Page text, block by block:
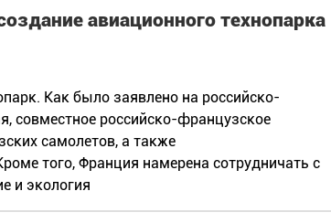
авиационного технопарка
Как было заявлено на российско-
российско-французское
самолетов, а также
того, Франция намерена сотрудничать с
и экология